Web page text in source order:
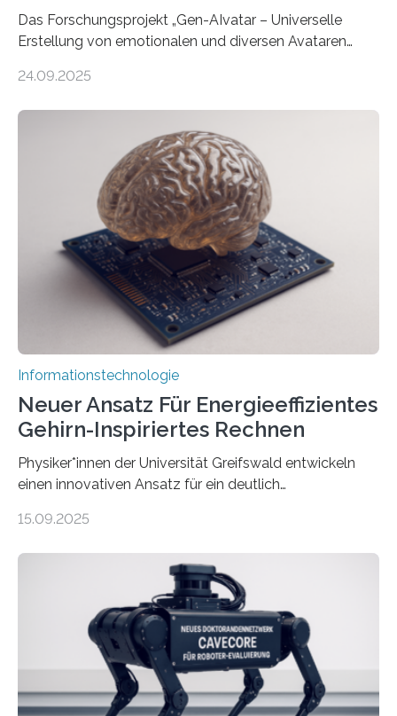
Das Forschungsprojekt „Gen-AIvatar – Universelle
Erstellung von emotionalen und diversen Avataren
Förderung in Höhe von rund 2 Millionen Euro. Dabei
der Universität Bonn und der TH Köln gemeinsam mit
der MindPort GmbH eine neuartige, KI-gestützte
Lösung zur Erzeugung von Emotionen für realistische
Avatare. Gen-AIvatar entwickelt innovative und
kosteneffiziente Methoden, um lebensechte Avatare zu
erstellen. „Besonders wichtig ist uns eine ganzheitliche
Animation, bei der Stimme, Körperbewegung, Gestik
und Mimik im Einklang sind…
24.09.2025
Informationstechnologie
Neuer Ansatz Für Energieeffizientes
Gehirn-Inspiriertes Rechnen
Physiker*innen der Universität Greifswald entwickeln
einen innovativen Ansatz für ein deutlich
Lösungsweg ist inspiriert vom menschlichen Gehirn. Die
stellt die heutige Computertechnik vor
Herausforderungen. Herkömmliche Silizium-
Prozessoren stoßen an ihre Grenzen: Sie verbrauchen
viel Energie, die Speicher- und Verarbeitungseinheiten
sind voneinander getrennt und die Datenübertragung
bremst komplexe Anwendungen aus. Da KI-Modelle
immer größer werden und riesige Datenmengen
15.09.2025